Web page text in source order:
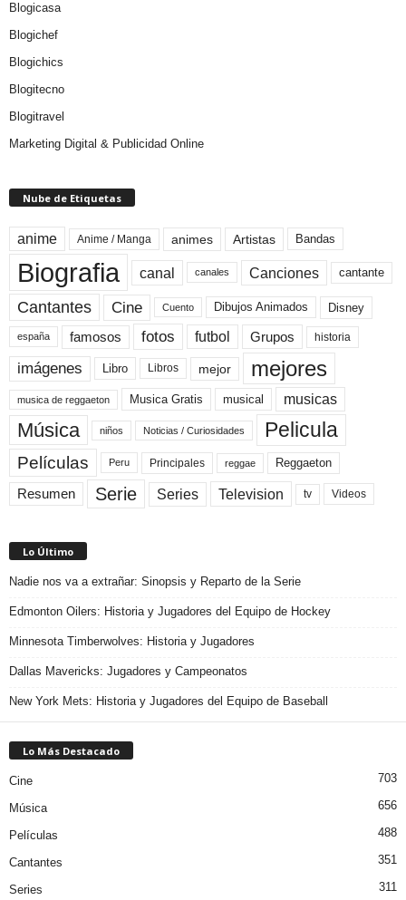
Blogicasa
Blogichef
Blogichics
Blogitecno
Blogitravel
Marketing Digital & Publicidad Online
Nube de Etiquetas
anime Anime / Manga animes Artistas Bandas
Biografia canal canales Canciones cantante
Cantantes Cine Cuento Dibujos Animados Disney
españa famosos fotos futbol Grupos historia
imágenes Libro Libros mejor mejores
musica de reggaeton Musica Gratis musical musicas
Música niños Noticias / Curiosidades Pelicula
Películas Peru Principales reggae Reggaeton
Resumen Serie Series Television tv Videos
Lo Último
Nadie nos va a extrañar: Sinopsis y Reparto de la Serie
Edmonton Oilers: Historia y Jugadores del Equipo de Hockey
Minnesota Timberwolves: Historia y Jugadores
Dallas Mavericks: Jugadores y Campeonatos
New York Mets: Historia y Jugadores del Equipo de Baseball
Lo Más Destacado
Cine 703
Música 656
Películas 488
Cantantes 351
Series 311